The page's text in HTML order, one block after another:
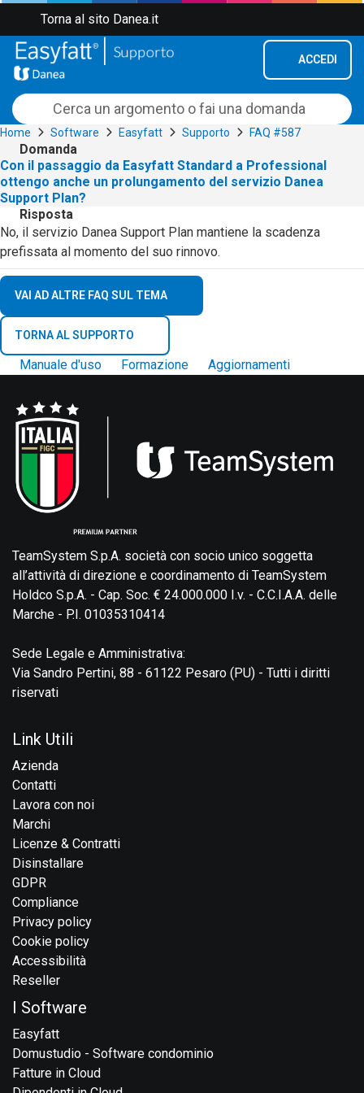
Torna al sito Danea.it
ACCEDI
Home Software Easyfatt Supporto FAQ #587
Domanda
Con il passaggio da Easyfatt Standard a Professional
ottengo anche un prolungamento del servizio Danea
Support Plan?
Risposta
No, il servizio Danea Support Plan mantiene la scadenza
prefissata al momento del suo rinnovo.
VAI AD ALTRE FAQ SUL TEMA
TORNA AL SUPPORTO
Manuale d'uso Formazione Aggiornamenti
TeamSystem S.p.A. società con socio unico soggetta
all’attività di direzione e coordinamento di TeamSystem
Holdco S.p.A. - Cap. Soc. € 24.000.000 I.v. - C.C.I.A.A. delle
Marche - P.I. 01035310414
Sede Legale e Amministrativa:
Via Sandro Pertini, 88 - 61122 Pesaro (PU) - Tutti i diritti
riservati
Link Utili
Azienda
Contatti
Lavora con noi
Marchi
Licenze & Contratti
Disinstallare
GDPR
Compliance
Privacy policy
Cookie policy
Accessibilità
Reseller
I Software
Easyfatt
Domustudio - Software condominio
Fatture in Cloud